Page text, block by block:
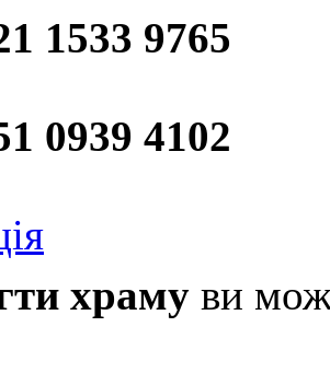
1533 9765
0939 4102
храму ви